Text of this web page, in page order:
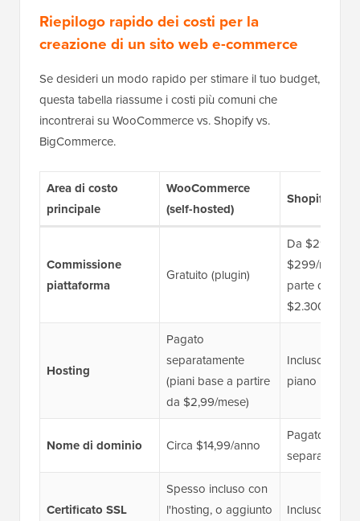
Riepilogo rapido dei costi per la
creazione di un sito web e-commerce
Se desideri un modo rapido per stimare il tuo budget,
questa tabella riassume i costi più comuni che
incontrerai su WooCommerce vs. Shopify vs.
BigCommerce.
Area di costo
principale
WooCommerce
(self-hosted)
Shopify
Commissione
piattaforma
Gratuito (plugin)
Da $29 a
$299/mese
parte da
$2.300/mese)
Hosting
Pagato
separatamente
(piani base a partire
da $2,99/mese)
Incluso nel
piano
Nome di dominio Circa $14,99/anno
Pagato
Certificato SSL
Spesso incluso con
l'hosting, o aggiunto
Incluso